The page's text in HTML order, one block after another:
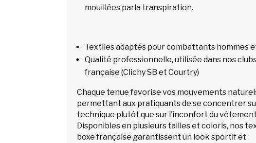
mouillées parla transpiration.
Textiles adaptés pour combattants hommes
Qualité professionnelle, utilisée dans nos
française (Clichy SB et Courtry)
Chaque tenue favorise vos mouvements
permettant aux pratiquants de se concentrer
technique plutôt que sur l’inconfort du
Disponibles en plusieurs tailles et coloris, nos
boxe française garantissent un look sportif et